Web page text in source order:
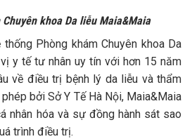
khoa Da liễu Maia&Maia
Phòng khám Chuyên khoa Da
y tế tư nhân uy tín với hơn 15 năm
về điều trị bệnh lý da liễu và thẩm
bởi Sở Y Tế Hà Nội, Maia&Maia
nhân hóa và sự đồng hành sát sao
trình điều trị.